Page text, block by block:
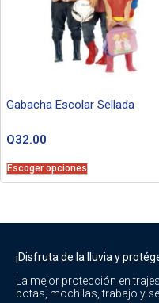
Gabacha Escolar Sellada
Q32.00
Escoger opciones
¡Disfruta de la lluvia y
La mejor protección en
botas, mochilas, trabajo y